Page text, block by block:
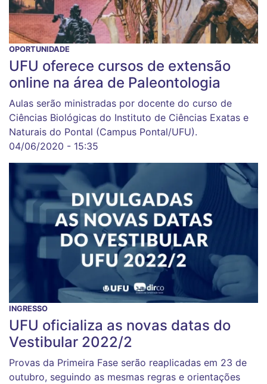
OPORTUNIDADE
UFU oferece cursos de extensão
online na área de Paleontologia
Aulas serão ministradas por docente do curso de
Ciências Biológicas do Instituto de Ciências Exatas e
Naturais do Pontal (Campus Pontal/UFU).
04/06/2020 - 15:35
INGRESSO
UFU oficializa as novas datas do
Vestibular 2022/2
Provas da Primeira Fase serão reaplicadas em 23 de
outubro, seguindo as mesmas regras e orientações